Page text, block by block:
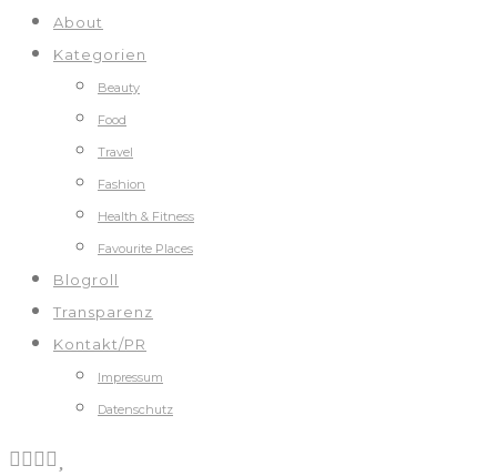
About
Kategorien
Beauty
Food
Travel
Fashion
Health & Fitness
Favourite Places
Blogroll
Transparenz
Kontakt/PR
Impressum
Datenschutz